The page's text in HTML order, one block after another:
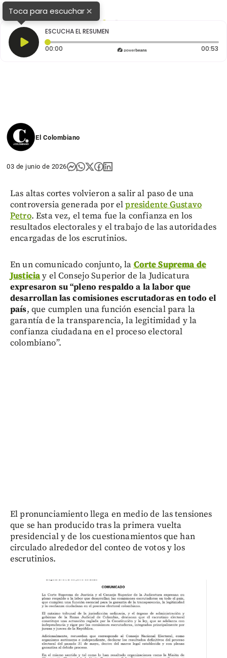
Toca para escuchar×
ESCUCHA EL RESUMEN
00:00 Tiempo transcurrido: 0 segundos 00:53
El Colombiano
03 de junio de 2026
Las altas cortes volvieron a salir al paso de una
controversia generada por elpresidente Gustavo
Petro. Esta vez, el tema fue la confianza en los
resultados electorales y el trabajo de las autoridades
encargadas de los escrutinios.
En un comunicado conjunto, la Corte Suprema de
Justiciay el Consejo Superior de la Judicatura
expresaron su “pleno respaldo a la labor que
desarrollan las comisiones escrutadoras en todo el
país, que cumplen una función esencial para la
garantía de la transparencia, la legitimidad y la
confianza ciudadana en el proceso electoral
colombiano”.
El pronunciamiento llega en medio de las tensiones
que se han producido tras la primera vuelta
presidencial y de los cuestionamientos que han
circulado alrededor del conteo de votos y los
escrutinios.